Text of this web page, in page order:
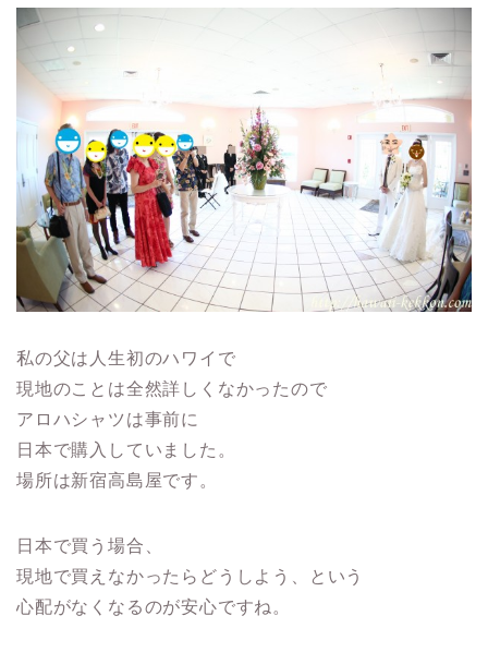
私の父は人生初のハワイで
現地のことは全然詳しくなかったので
アロハシャツは事前に
日本で購入していました。
場所は新宿高島屋です。
日本で買う場合、
現地で買えなかったらどうしよう、という
心配がなくなるのが安心ですね。